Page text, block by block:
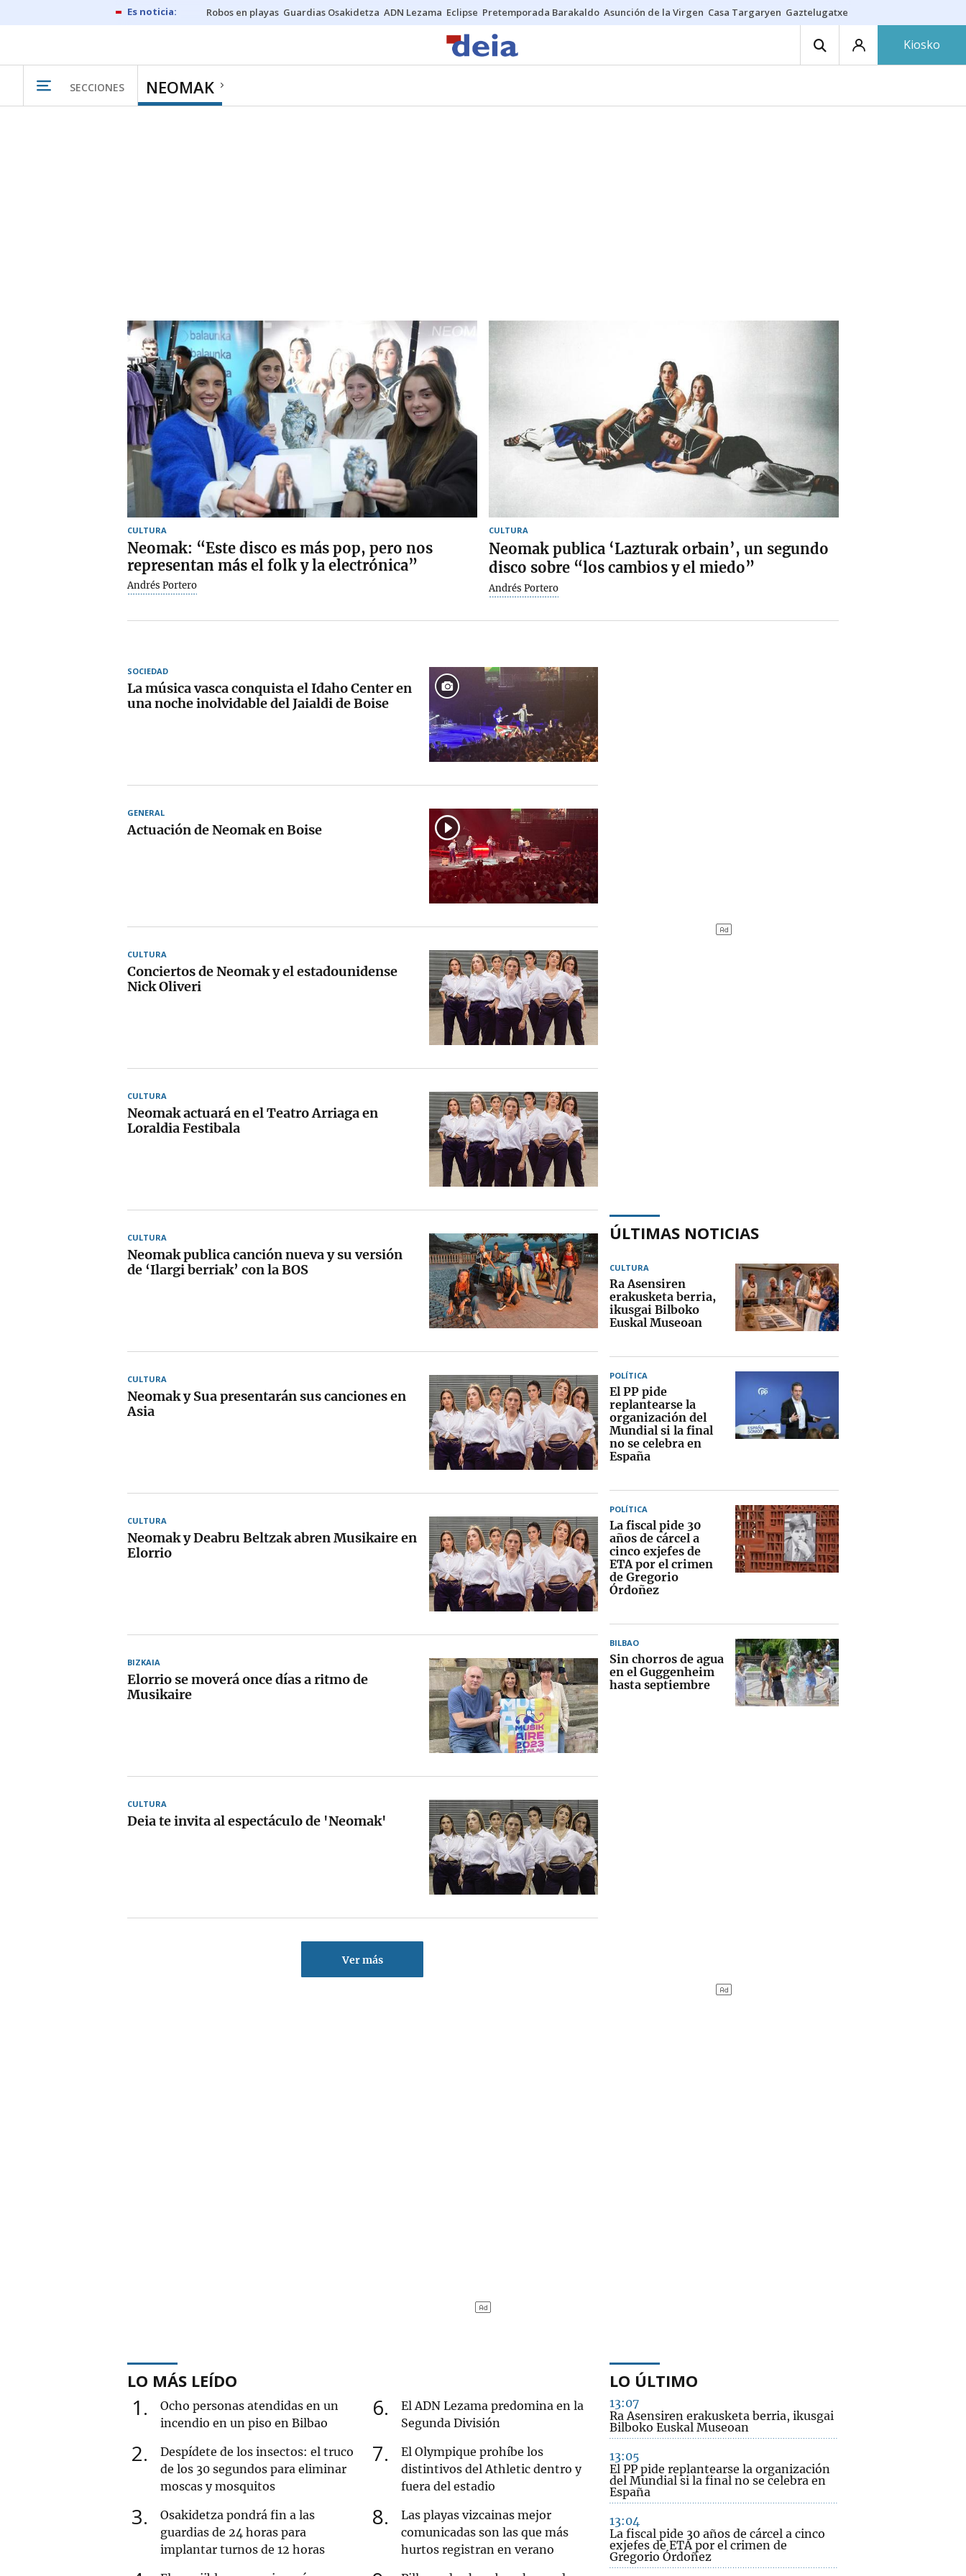
Robos en playas Guardias Osakidetza ADN Lezama Eclipse Pretemporada Barakaldo Asunción de la Virgen Casa Targaryen Gaztelugatxe
Kiosko
SECCIONES NEOMAK
CULTURA
Neomak: “Este disco es más pop, pero nos
representan más el folk y la electrónica”
Andrés Portero
CULTURA
Neomak publica ‘Lazturak orbain’, un segundo
disco sobre “los cambios y el miedo”
Andrés Portero
SOCIEDAD
La música vasca conquista el Idaho Center en
una noche inolvidable del Jaialdi de Boise
GENERAL
Actuación de Neomak en Boise
CULTURA
Conciertos de Neomak y el estadounidense
Nick Oliveri
CULTURA
Neomak actuará en el Teatro Arriaga en
Loraldia Festibala
CULTURA
Neomak publica canción nueva y su versión
de ‘Ilargi berriak’ con la BOS
CULTURA
Neomak y Sua presentarán sus canciones en
Asia
CULTURA
Neomak y Deabru Beltzak abren Musikaire en
Elorrio
BIZKAIA
Elorrio se moverá once días a ritmo de
Musikaire
CULTURA
Deia te invita al espectáculo de 'Neomak'
Ver más
ÚLTIMAS NOTICIAS
CULTURA
Ra Asensiren
erakusketa berria,
ikusgai Bilboko
Euskal Museoan
POLÍTICA
El PP pide
replantearse la
organización del
Mundial si la final
no se celebra en
España
POLÍTICA
La fiscal pide 30
años de cárcel a
cinco exjefes de
ETA por el crimen
de Gregorio
Órdoñez
BILBAO
Sin chorros de agua
en el Guggenheim
hasta septiembre
LO MÁS LEÍDO
1
Ocho personas atendidas en un
incendio en un piso en Bilbao
2
Despídete de los insectos: el truco
de los 30 segundos para eliminar
moscas y mosquitos
3
Osakidetza pondrá fin a las
guardias de 24 horas para
implantar turnos de 12 horas
6
El ADN Lezama predomina en la
Segunda División
7
El Olympique prohíbe los
distintivos del Athletic dentro y
fuera del estadio
8
Las playas vizcainas mejor
comunicadas son las que más
hurtos registran en verano
LO ÚLTIMO
13:07
Ra Asensiren erakusketa berria, ikusgai
Bilboko Euskal Museoan
13:05
El PP pide replantearse la organización
del Mundial si la final no se celebra en
España
13:04
La fiscal pide 30 años de cárcel a cinco
exjefes de ETA por el crimen de
Gregorio Órdoñez